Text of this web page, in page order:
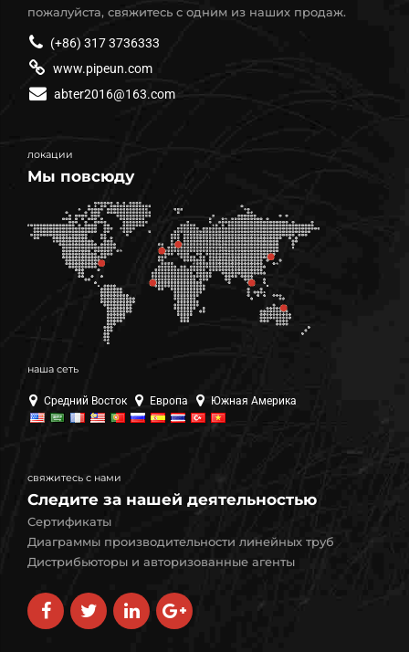
пожалуйста, свяжитесь с одним из наших продаж.
(+86) 317 3736333
www.pipeun.com
abter2016@163.com
локации
Мы повсюду
наша сеть
Средний Восток Европа Южная Америка
свяжитесь с нами
Следите за нашей деятельностью
Сертификаты
Диаграммы производительности линейных труб
Дистрибьюторы и авторизованные агенты